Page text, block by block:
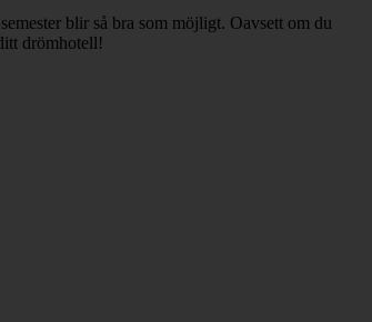
blir så bra som möjligt. Oavsett om du
drömhotell!